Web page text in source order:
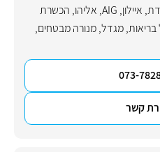
, איילון,
AIG
, אליהו, הכשרת
,מגדל,מנורה מבטחים,
073-
קשר